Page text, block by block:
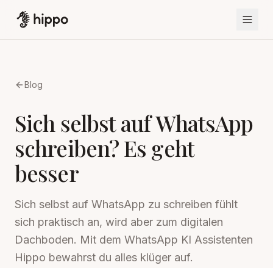
Blog
Sich selbst auf WhatsApp
schreiben? Es geht
besser
Sich selbst auf WhatsApp zu schreiben fühlt
sich praktisch an, wird aber zum digitalen
Dachboden. Mit dem WhatsApp KI Assistenten
Hippo bewahrst du alles klüger auf.